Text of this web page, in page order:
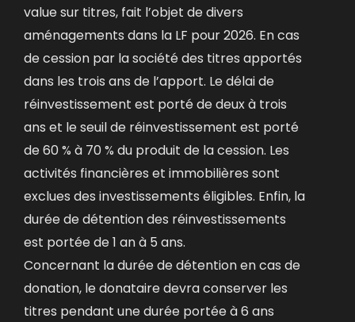
value sur titres, fait l’objet de divers
aménagements dans la LF pour 2026. En cas
de cession par la société des titres apportés
dans les trois ans de l’apport. Le délai de
réinvestissement est porté de deux à trois
ans et le seuil de réinvestissement est porté
de 60 % à 70 % du produit de la cession. Les
activités financières et immobilières sont
exclues des investissements éligibles. Enfin, la
durée de détention des réinvestissements
est portée de 1 an à 5 ans.
Concernant la durée de détention en cas de
donation, le donataire devra conserver les
titres pendant une durée portée à 6 ans